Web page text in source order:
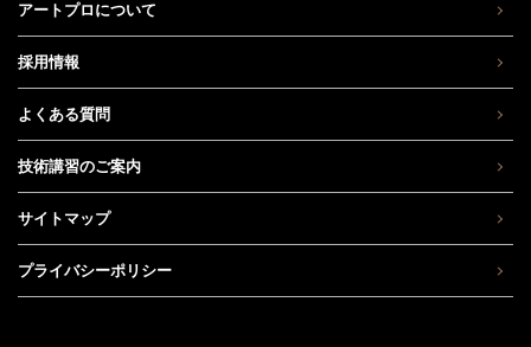
アートプロについて
採用情報
よくある質問
技術講習のご案内
サイトマップ
プライバシーポリシー